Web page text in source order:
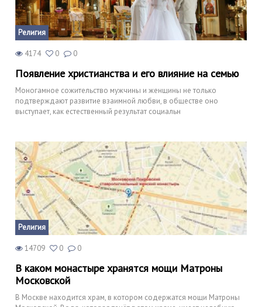
Религия
4174 0 0
Появление христианства и его влияние на семью
Моногамное сожительство мужчины и женщины не только
подтверждают развитие взаимной любви, в обществе оно
выступает, как естественный результат социальн
Религия
14709 0 0
В каком монастыре хранятся мощи Матроны
Московской
В Москве находится храм, в котором содержатся мощи Матроны